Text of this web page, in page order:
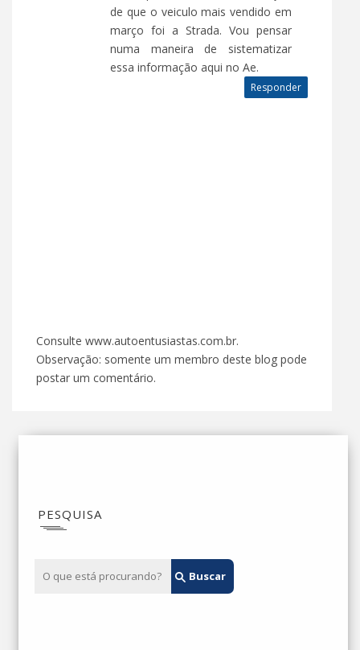
de que o veiculo mais vendido em
março foi a Strada. Vou pensar
numa maneira de sistematizar
essa informação aqui no Ae.
Responder
Consulte www.autoentusiastas.com.br.
Observação: somente um membro deste blog pode
postar um comentário.
PESQUISA